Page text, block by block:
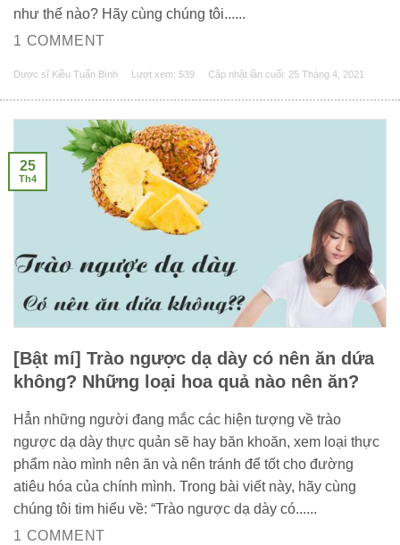
như thế nào? Hãy cùng chúng tôi......
1 COMMENT
Dược sĩ Kiều Tuấn Bình Lượt xem: 539 Cập nhật lần cuối: 25 Tháng 4, 2021
[Bật mí] Trào ngược dạ dày có nên ăn dứa
không? Những loại hoa quả nào nên ăn?
Hẳn những người đang mắc các hiện tượng về trào
ngược dạ dày thực quản sẽ hay băn khoăn, xem loại thực
phẩm nào mình nên ăn và nên tránh để tốt cho đường
atiêu hóa của chính mình. Trong bài viết này, hãy cùng
chúng tôi tim hiểu về: “Trào ngược dạ dày có......
1 COMMENT
25
Th4